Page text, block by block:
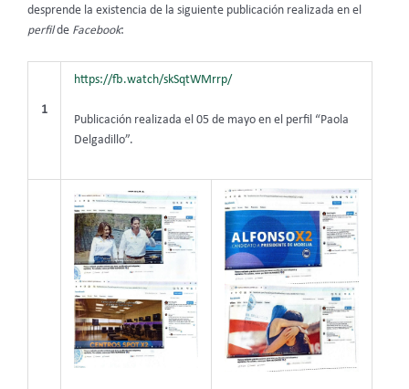
desprende la existencia de la siguiente publicación realizada en el
perfilde Facebook:
1
https://fb.watch/skSqtWMrrp/
Publicación realizada el 05 de mayo en el perfil “Paola
Delgadillo”.